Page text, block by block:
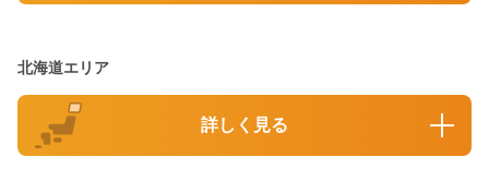
北海道エリア
詳しく見る